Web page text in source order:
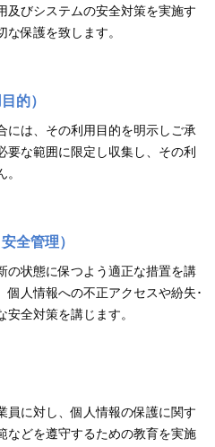
及びシステムの安全対策を実施す
保護を致します。
的）
には、その利用目的を明示しご承
要な範囲に限定し収集し、その利
全管理）
の状態に保つよう適正な措置を講
個人情報への不正アクセスや紛失･
全対策を講じます。
員に対し、個人情報の保護に関す
などを遵守するための教育を実施